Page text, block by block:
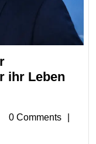
ihr Leben
0 Comments